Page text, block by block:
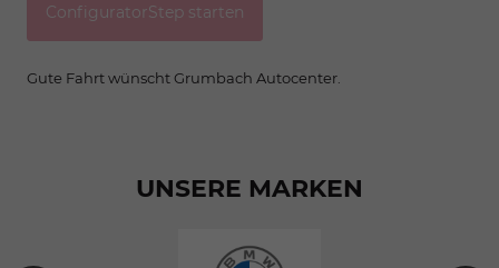
ConfiguratorStep starten
Gute Fahrt wünscht Grumbach Autocenter.
UNSERE MARKEN